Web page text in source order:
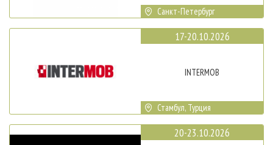
Санкт-Петербург
17-20.10.2026
INTERMOB
Стамбул, Турция
20-23.10.2026